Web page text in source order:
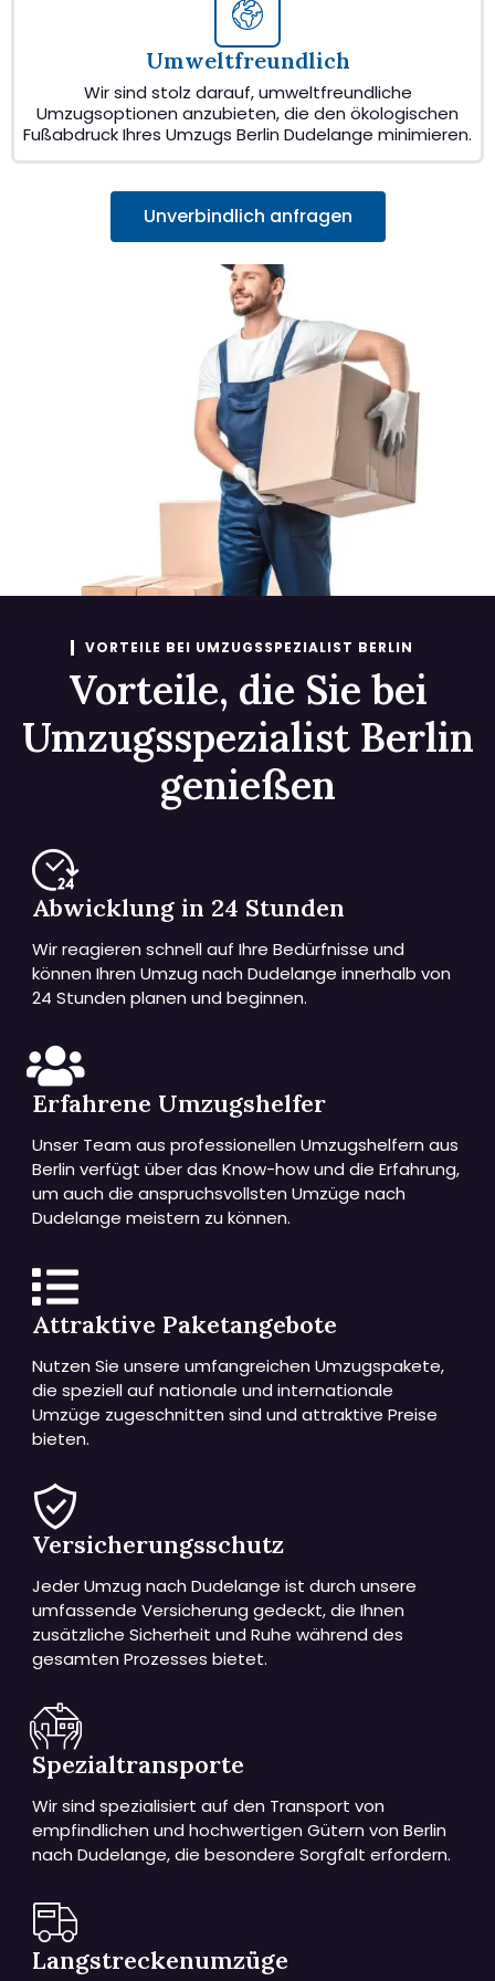
Umweltfreundlich
Wir sind stolz darauf, umweltfreundliche
Umzugsoptionen anzubieten, die den ökologischen
Fußabdruck Ihres Umzugs Berlin Dudelange minimieren.
Unverbindlich anfragen
VORTEILE BEI UMZUGSSPEZIALIST BERLIN
Vorteile, die Sie bei
Umzugsspezialist Berlin
genießen
Abwicklung in 24 Stunden
Wir reagieren schnell auf Ihre Bedürfnisse und
können Ihren Umzug nach Dudelange innerhalb von
24 Stunden planen und beginnen.
Erfahrene Umzugshelfer
Unser Team aus professionellen Umzugshelfern aus
Berlin verfügt über das Know-how und die Erfahrung,
um auch die anspruchsvollsten Umzüge nach
Dudelange meistern zu können.
Attraktive Paketangebote
Nutzen Sie unsere umfangreichen Umzugspakete,
die speziell auf nationale und internationale
Umzüge zugeschnitten sind und attraktive Preise
bieten.
Versicherungsschutz
Jeder Umzug nach Dudelange ist durch unsere
umfassende Versicherung gedeckt, die Ihnen
zusätzliche Sicherheit und Ruhe während des
gesamten Prozesses bietet.
Spezialtransporte
Wir sind spezialisiert auf den Transport von
empfindlichen und hochwertigen Gütern von Berlin
nach Dudelange, die besondere Sorgfalt erfordern.
Langstreckenumzüge